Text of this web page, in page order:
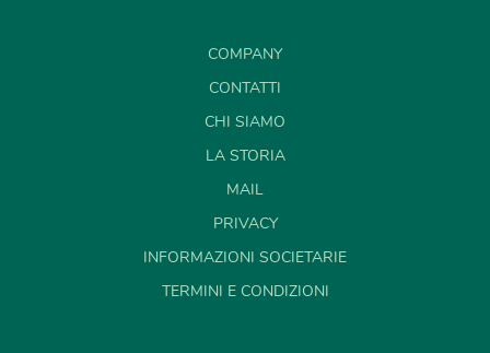
COMPANY
CONTATTI
CHI SIAMO
LA STORIA
MAIL
PRIVACY
INFORMAZIONI SOCIETARIE
TERMINI E CONDIZIONI